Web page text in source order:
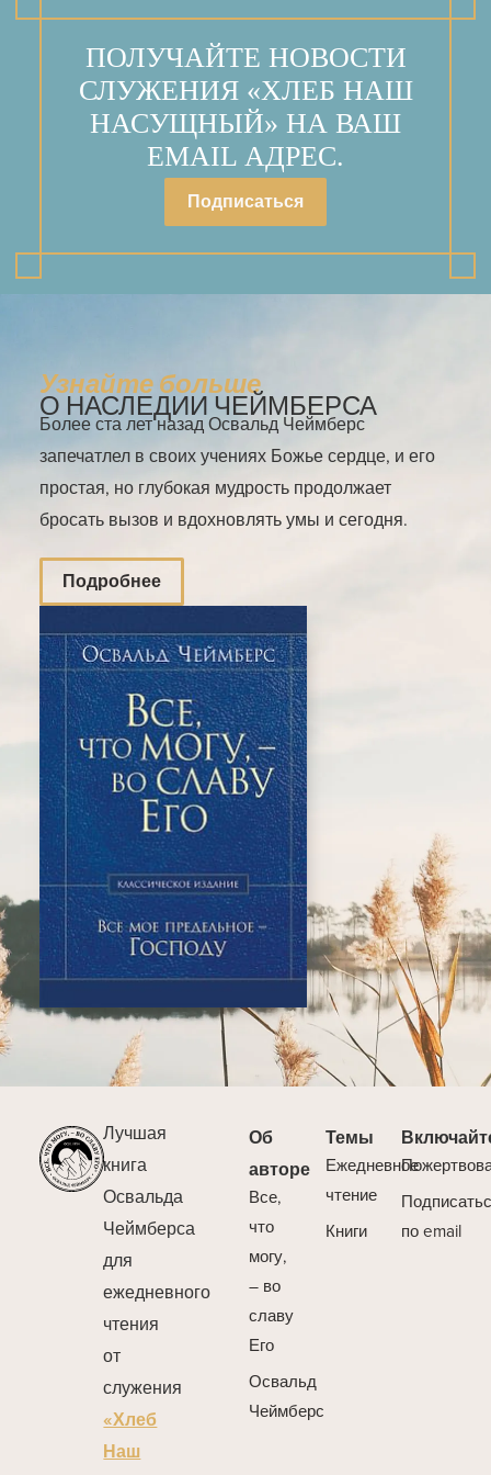
ПОЛУЧАЙТЕ НОВОСТИ
СЛУЖЕНИЯ «ХЛЕБ НАШ
НАСУЩНЫЙ» НА ВАШ
EMAIL АДРЕС.
Подписаться
Узнайте больше
О НАСЛЕДИИ ЧЕЙМБЕРСА
Более ста лет назад Освальд Чеймберс
запечатлел в своих учениях Божье сердце, и его
простая, но глубокая мудрость продолжает
бросать вызов и вдохновлять умы и сегодня.
Подробнее
Лучшая
книга
Освальда
Чеймберса
для
ежедневного
чтения
от
служения
«Хлеб
Наш
Об
авторе
Все,
что
могу,
– во
славу
Его
Освальд
Чеймберс
Темы
Ежедневное
чтение
Книги
по email